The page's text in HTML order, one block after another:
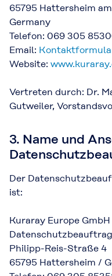
65795 Hattersheim
Germany
Telefon: 069 305
Email:
Website:
Vertreten durch: Dr.
Gutweiler,
3. Name und
Der
ist:
Kuraray Europe GmbH
Philipp-Reis-Straße 4
65795 Hattersheim /